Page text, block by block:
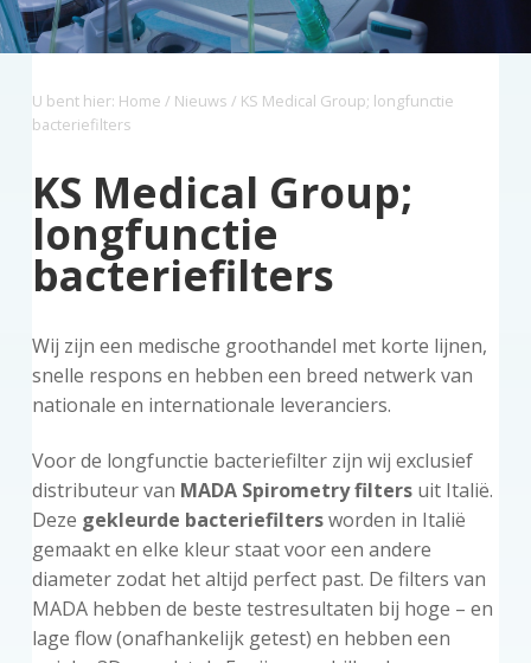
a
v
o
u
s
i
k
s
z
o
r
U bent hier: Home / Nieuws / KS Medical Group; longfunctie
bacteriefilters
KS Medical Group;
longfunctie
bacteriefilters
Wij zijn een medische groothandel met korte lijnen,
snelle respons en hebben een breed netwerk van
nationale en internationale leveranciers.
Voor de longfunctie bacteriefilter zijn wij exclusief
distributeur van MADA Spirometry filtersuit Italië.
Deze gekleurde bacteriefiltersworden in Italië
gemaakt en elke kleur staat voor een andere
diameter zodat het altijd perfect past. De filters van
MADA hebben de beste testresultaten bij hoge – en
lage flow (onafhankelijk getest) en hebben een